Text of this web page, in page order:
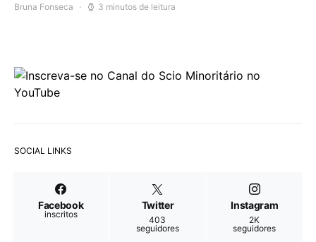
Bruna Fonseca 3 minutos de leitura
SOCIAL LINKS
Facebook
inscritos
Twitter
403
seguidores
Instagram
2K
seguidores